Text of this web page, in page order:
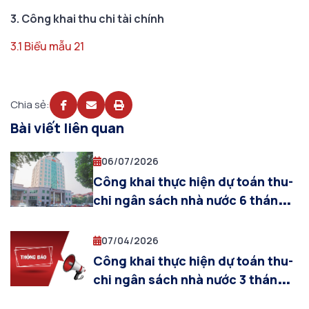
3. Công khai thu chi tài chính
3.1 Biểu mẫu 21
Chia sẻ:
Bài viết liên quan
06/07/2026
Công khai thực hiện dự toán thu-
chi ngân sách nhà nước 6 tháng
07/04/2026
Công khai thực hiện dự toán thu-
chi ngân sách nhà nước 3 tháng